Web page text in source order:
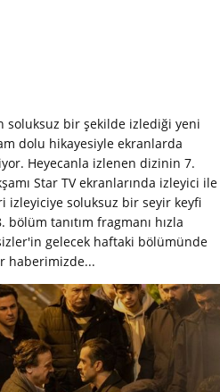
soluksuz bir şekilde izlediği yeni
dolu hikayesiyle ekranlarda
Heyecanla izlenen dizinin 7.
Star TV ekranlarında izleyici ile
izleyiciye soluksuz bir seyir keyfi
tanıtım fragmanı hızla
gelecek haftaki bölümünde
haberimizde...